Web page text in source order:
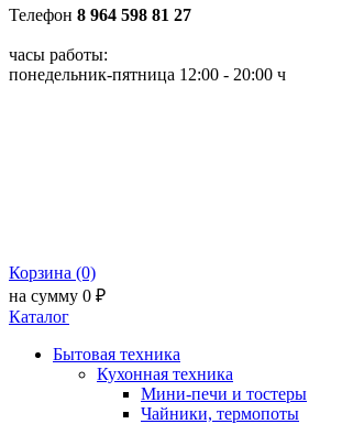
Телефон 8 964 598 81 27
часы работы:
понедельник-пятница 12:00 - 20:00 ч
Корзина (0)
на сумму 0 ₽
Каталог
Бытовая техника
Кухонная техника
Мини-печи и тостеры
Чайники, термопоты